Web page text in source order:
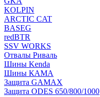
KOLPIN
ARCTIC CAT
BASEG
redBTR
SSV WORKS
Отвалы Риваль
Шины Kenda
Шины КАМА
Защита GAMAX
Защита ODES 650/800/1000